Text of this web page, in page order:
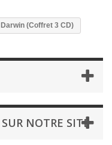
(Coffret 3 CD)
NOTRE SITE